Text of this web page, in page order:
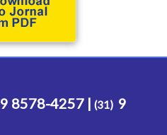
9 8578-4257 | (31) 9